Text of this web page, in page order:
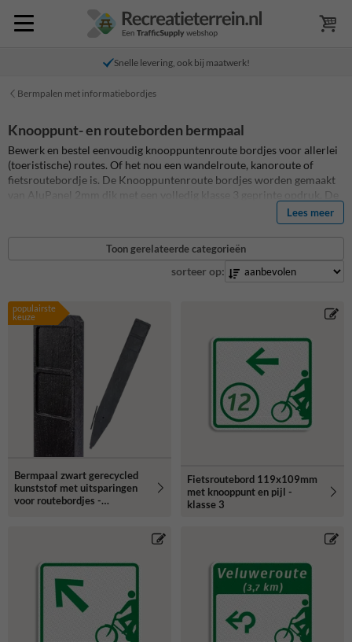
Snelle levering, ook bij maatwerk!
Bermpalen met informatiebordjes
Knooppunt- en routeborden bermpaal
Bewerk en bestel eenvoudig knooppuntenroute bordjes voor allerlei
(toeristische) routes. Of het nou een wandelroute, kanoroute of
fietsroutebordje is. De Knooppuntenroute bordjes worden gemaakt
van AluPanel 2mm dik met een volledig klasse 3 geprinte opdruk. De
routebordjes zijn afgewerkt met een Anti-graffiti laminaat. De
Knooppuntenroute bordjes zijn eenvoudig te combineren met onze
huisnummerpaaltjes van verzwaard gerecycled kunststof.
Lees meer
Toon gerelateerde categorieën
sorteer op:
populairste
keuze
Bermpaal zwart gerecycled
kunststof met uitsparingen
voor routebordjes -
Fietsroutebord 119x109mm
met knooppunt en pijl -
klasse 3